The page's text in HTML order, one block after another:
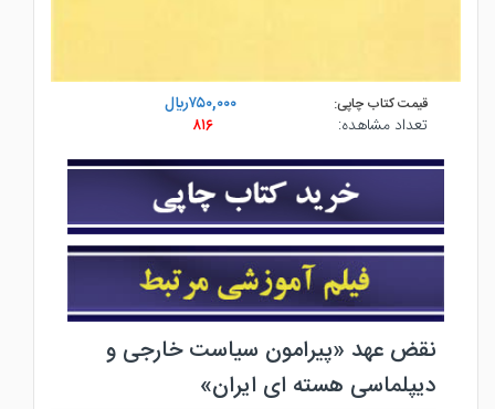
قیمت کتاب چاپی:
۷۵۰,۰۰۰ريال
تعداد مشاهده:
۸۱۶
نقض عهد «پیرامون سیاست خارجی و
دیپلماسی هسته ای ایران»